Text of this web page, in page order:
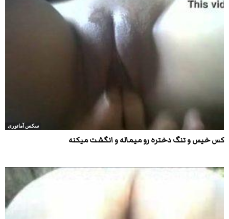
سکس آماتوری
کس خیس و تنگ دختره رو میماله و انگشت میکنه